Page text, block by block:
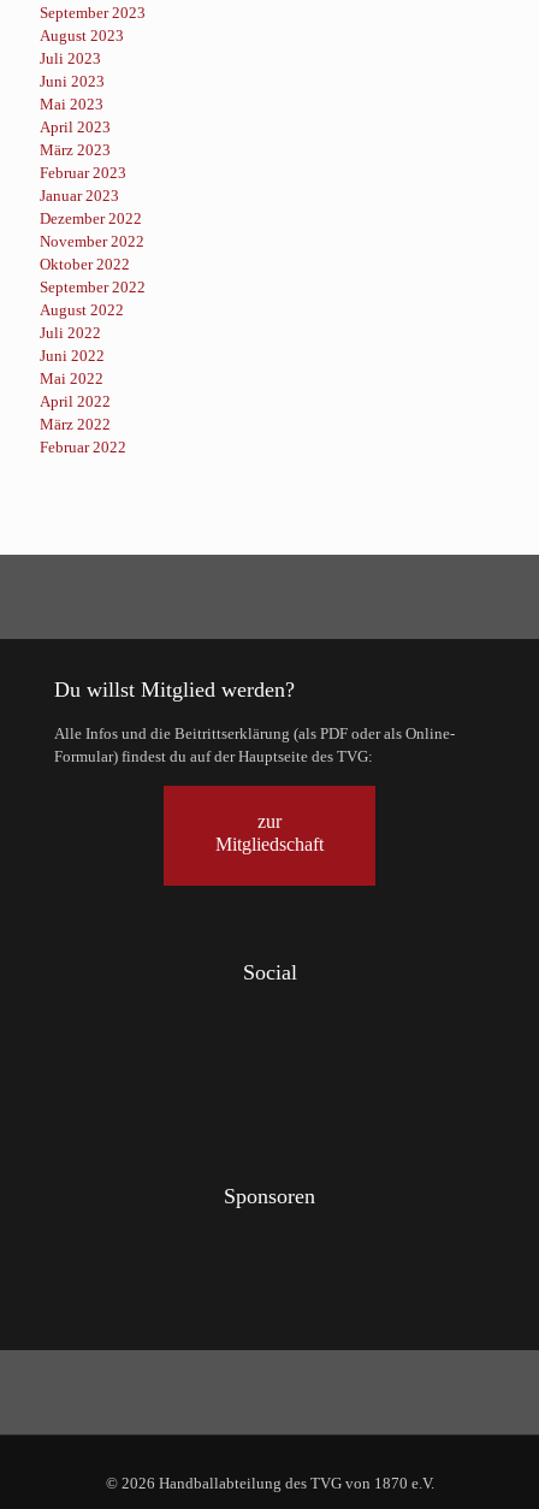
September 2023
August 2023
Juli 2023
Juni 2023
Mai 2023
April 2023
März 2023
Februar 2023
Januar 2023
Dezember 2022
November 2022
Oktober 2022
September 2022
August 2022
Juli 2022
Juni 2022
Mai 2022
April 2022
März 2022
Februar 2022
Du willst Mitglied werden?
Alle Infos und die Beitrittserklärung (als PDF oder als Online-
Formular) findest du auf der Hauptseite des TVG:
zur
Mitgliedschaft
Social
Sponsoren
© 2026 Handballabteilung des TVG von 1870 e.V.